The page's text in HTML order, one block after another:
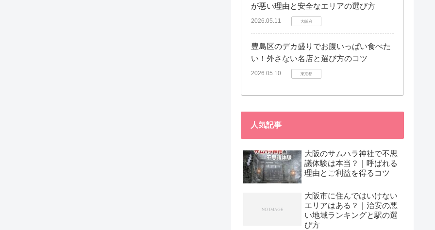
が悪い理由と安全なエリアの選び方
2026.05.11 大阪府
豊島区のデカ盛りでお腹いっぱい食べた
い！外さない名店と選び方のコツ
2026.05.10 東京都
人気記事
大阪のサムハラ神社で不思
議体験は本当？｜呼ばれる
理由とご利益を得るコツ
大阪市に住んではいけない
エリアはある？｜治安の悪
い地域ランキングと駅の選
び方